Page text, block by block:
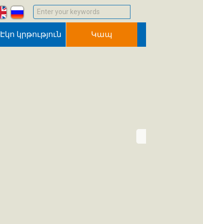
Enter your keywords
Էկո կրթություն Կապ